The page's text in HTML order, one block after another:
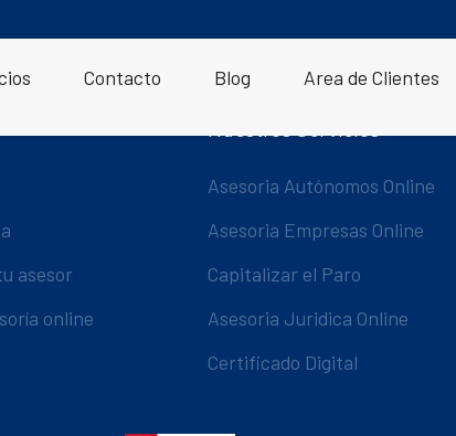
Contacto Blog Area de Clientes
asesor
online
Asesoria Autónomos Online
Asesoria Empresas Online
Capitalizar el Paro
Asesoria Juridica Online
Certificado Digital